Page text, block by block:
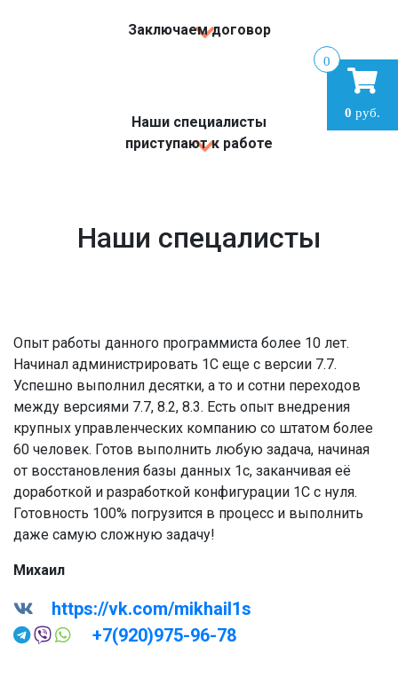
Заключаем договор
Наши специалисты
приступают к работе
Наши спецалисты
Опыт работы данного программиста более 10 лет.
Начинал администрировать 1С еще с версии 7.7.
Успешно выполнил десятки, а то и сотни переходов
между версиями 7.7, 8.2, 8.3. Есть опыт внедрения
крупных управленческих компанию со штатом более
60 человек. Готов выполнить любую задача, начиная
от восстановления базы данных 1с, заканчивая её
доработкой и разработкой конфигурации 1С с нуля.
Готовность 100% погрузится в процесс и выполнить
даже самую сложную задачу!
Михаил
https://vk.com/mikhail1s
+7(920)975-96-78
0
0 руб.